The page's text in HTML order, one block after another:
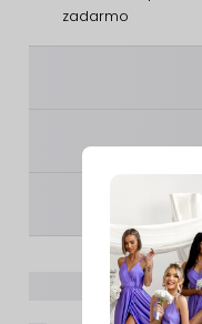
zadarmo
________